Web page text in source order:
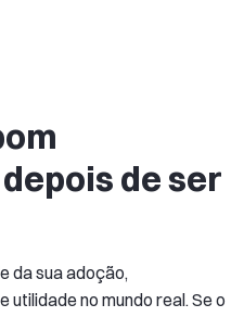
de ser
da sua adoção,
no mundo real. Se o